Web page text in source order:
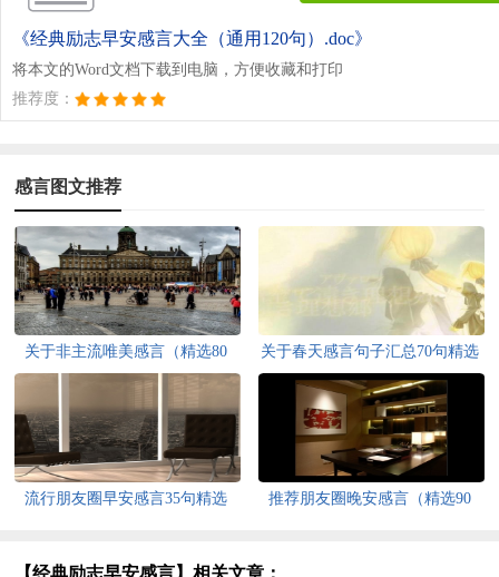
《经典励志早安感言大全（通用120句）.doc》
将本文的Word文档下载到电脑，方便收藏和打印
推荐度：
感言图文推荐
关于非主流唯美感言（精选80
句）
关于春天感言句子汇总70句精选
流行朋友圈早安感言35句精选
推荐朋友圈晚安感言（精选90
【经典励志早安感言】相关文章：